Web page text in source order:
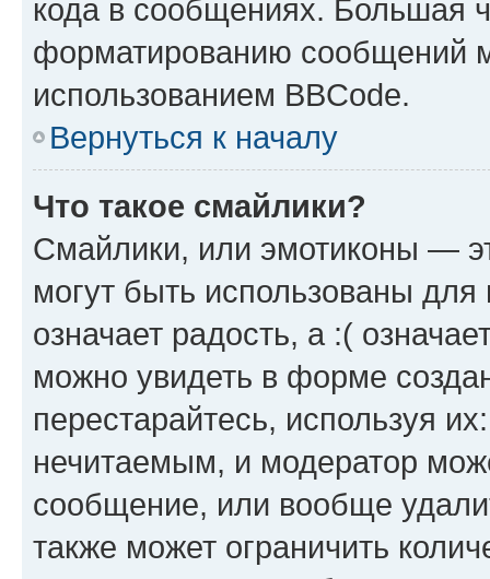
кода в сообщениях. Большая
форматированию сообщений
использованием BBCode.
Вернуться к началу
Что такое смайлики?
Смайлики, или эмотиконы —
могут быть использованы
означает радость, а :(
можно увидеть в форме
перестарайтесь, используя
нечитаемым, и модератор
сообщение, или вообще
также может ограничить